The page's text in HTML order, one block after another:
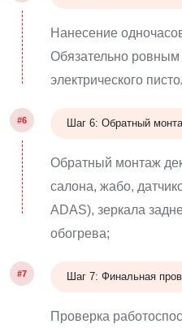
Нанесение
Обязательно
электрического
#6 Шаг 6: Обратный
Обратный монтаж
салона, жабо,
ADAS), зеркала
обогрева;
#7 Шаг 7: Финальная
Проверка